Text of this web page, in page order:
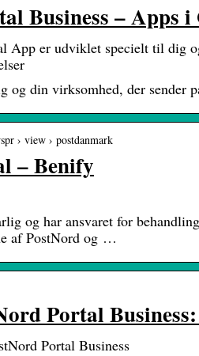
Business – Apps i
App er udviklet specielt til dig
og din virksomhed, der sender
› view › postdanmark
– Benify
og har ansvaret for
af PostNord og …
Portal
Portal Business